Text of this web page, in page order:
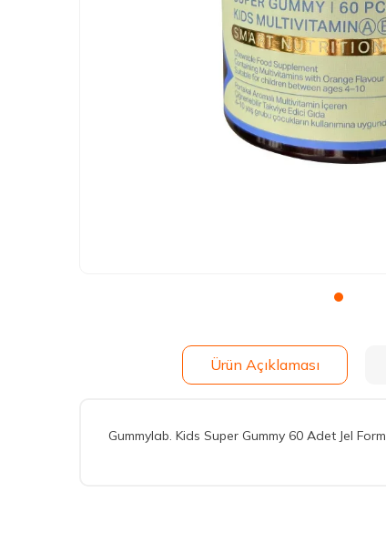
Ürün Açıklaması
Gummylab. Kids Super Gummy 60 Adet Jel Form